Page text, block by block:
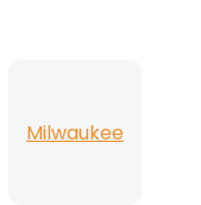
Milwaukee